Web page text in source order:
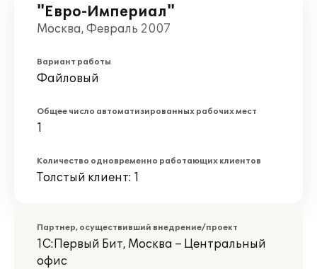
"Евро-Империал"
Москва, Февраль 2007
Вариант работы
Файловый
Общее число автоматизированных рабочих мест
1
Количество одновременно работающих клиентов
Толстый клиент: 1
Партнер, осуществивший внедрение/проект
1С:Первый Бит, Москва – Центральный
офис